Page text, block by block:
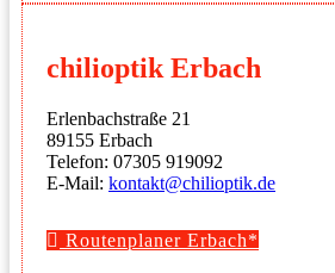
chilioptik Erbach
Erlenbachstraße 21
89155 Erbach
Telefon: 07305 919092
E-Mail: kontakt@chilioptik.de
Routenplaner Erbach*